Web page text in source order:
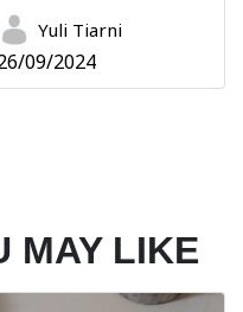
Yuli Tiarni
09/2024
MAY LIKE